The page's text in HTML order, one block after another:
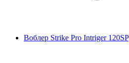
Воблер Strike Pro Intriger 120SP